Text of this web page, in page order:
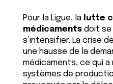
Pour la Ligue, la lutte
médicamentsdoit se
s’intensifier. La crise
une hausse de la
médicaments, ce qui
systèmes de